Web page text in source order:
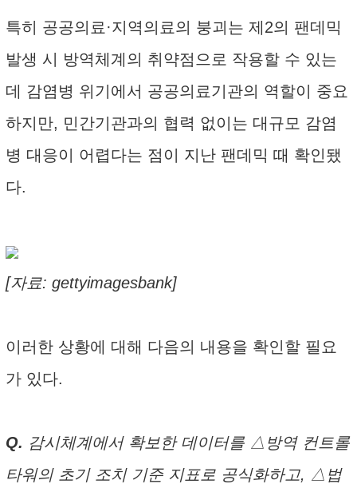
특히 공공의료·지역의료의 붕괴는 제2의 팬데믹
발생 시 방역체계의 취약점으로 작용할 수 있는
데 감염병 위기에서 공공의료기관의 역할이 중요
하지만, 민간기관과의 협력 없이는 대규모 감염
병 대응이 어렵다는 점이 지난 팬데믹 때 확인됐
다.
[자료: gettyimagesbank]
이러한 상황에 대해 다음의 내용을 확인할 필요
가 있다.
Q. 감시체계에서 확보한 데이터를 △방역 컨트롤
타워의 초기 조치 기준 지표로 공식화하고, △법